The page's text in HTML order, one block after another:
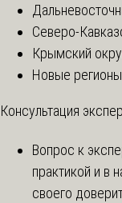
Северо-
Крымский
Новые регионы
Консультация
Вопрос к
практикой и в
своего